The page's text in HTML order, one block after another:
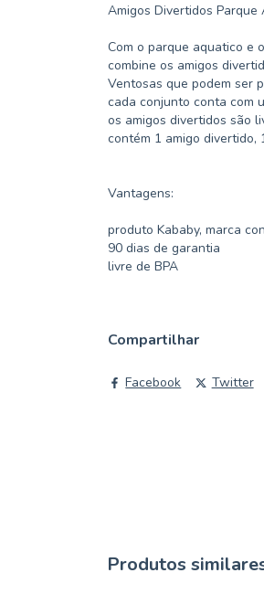
Amigos Divertidos Parque
Com o parque aquatico e
combine os amigos
Ventosas que podem ser
cada conjunto conta com
os amigos divertidos são
contém 1 amigo divertido,
Vantagens:
produto Kababy, marca
90 dias de garantia
livre de BPA
Compartilhar
Facebook Twitter
Produtos